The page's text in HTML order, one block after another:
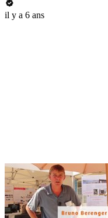
il y a 6 ans